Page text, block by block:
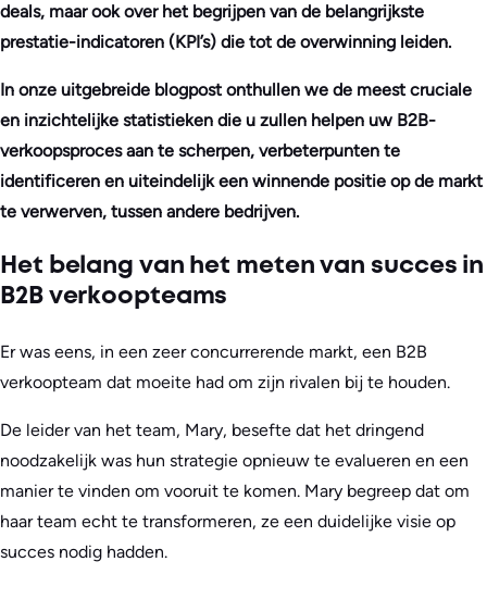
deals, maar ook over het begrijpen van de belangrijkste
prestatie-indicatoren (KPI’s) die tot de overwinning leiden.
In onze uitgebreide blogpost onthullen we de meest cruciale
en inzichtelijke statistieken die u zullen helpen uw B2B-
verkoopsproces aan te scherpen, verbeterpunten te
identificeren en uiteindelijk een winnende positie op de markt
te verwerven, tussen andere bedrijven.
Het belang van het meten van succes in
B2B verkoopteams
Er was eens, in een zeer concurrerende markt, een B2B
verkoopteam dat moeite had om zijn rivalen bij te houden.
De leider van het team, Mary, besefte dat het dringend
noodzakelijk was hun strategie opnieuw te evalueren en een
manier te vinden om vooruit te komen. Mary begreep dat om
haar team echt te transformeren, ze een duidelijke visie op
succes nodig hadden.